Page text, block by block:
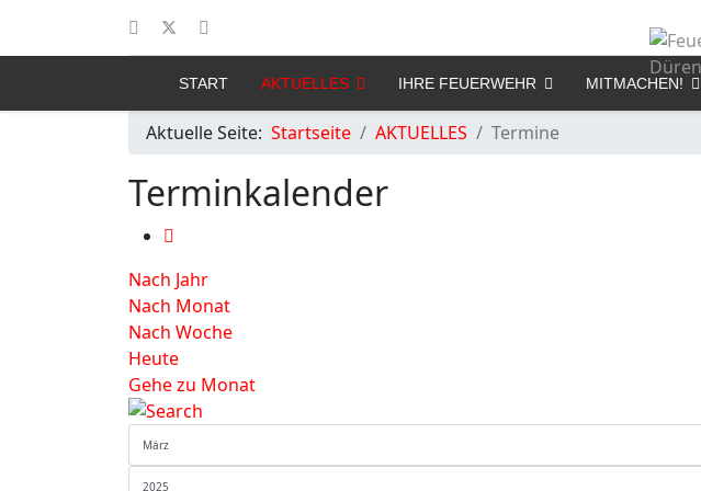
START AKTUELLES IHRE FEUERWEHR MITMACHEN!
Aktuelle Seite: Startseite AKTUELLES Termine
Terminkalender
Nach Jahr
Nach Monat
Nach Woche
Heute
Gehe zu Monat